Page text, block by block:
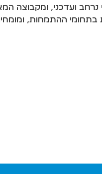
נרחב ועדכני, ומקבוצה
בתחומי ההתמחות,